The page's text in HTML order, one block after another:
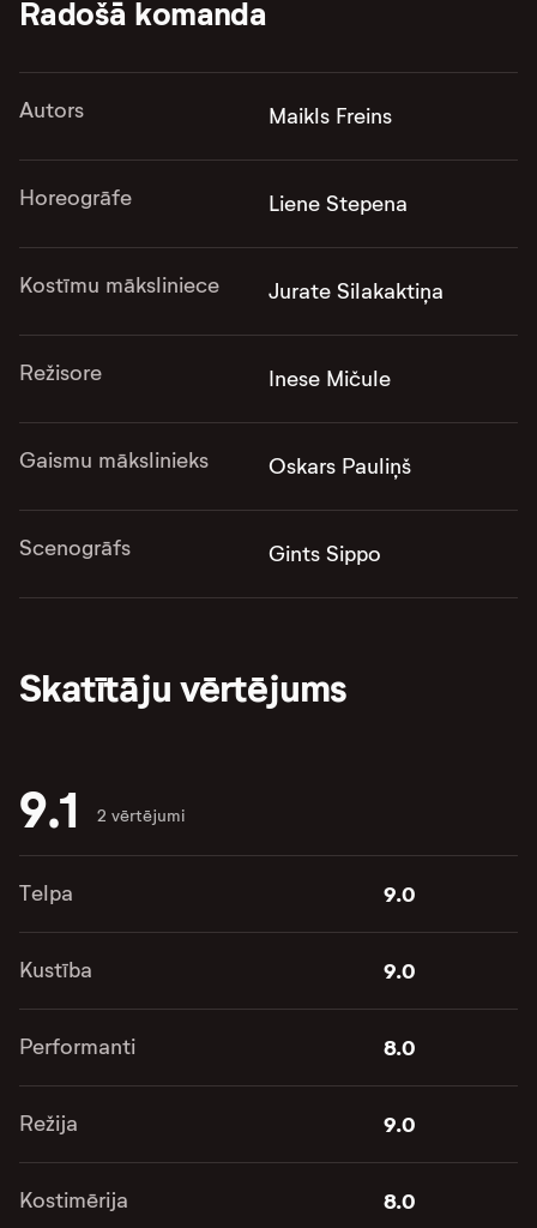
Radošā komanda
Autors Maikls Freins
Horeogrāfe Liene Stepena
Kostīmu māksliniece Jurate Silakaktiņa
Režisore Inese Mičule
Gaismu mākslinieks Oskars Pauliņš
Scenogrāfs Gints Sippo
Skatītāju vērtējums
9.1 2 vērtējumi
Telpa 9.0
Kustība 9.0
Performanti 8.0
Režija 9.0
Kostimērija 8.0